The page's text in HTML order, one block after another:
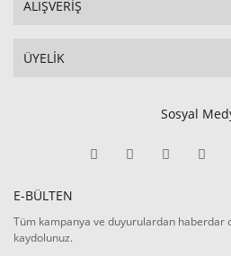
ALIŞVERİŞ
ÜYELİK
Sosyal
E-BÜLTEN
Tüm kampanya ve duyurulardan haberdar
kaydolunuz.